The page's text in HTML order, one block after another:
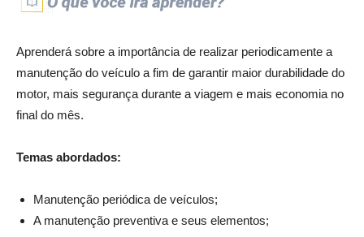
Aprenderá sobre a importância de realizar periodicamente a
manutenção do veículo a fim de garantir maior durabilidade do
motor, mais segurança durante a viagem e mais economia no
final do mês.
Temas abordados:
Manutenção periódica de veículos;
A manutenção preventiva e seus elementos;